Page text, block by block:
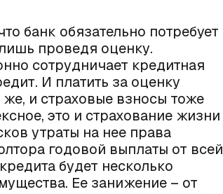
банк обязательно потребует
проведя оценку.
сотрудничает кредитная
И платить за оценку
и страховые взносы тоже
это и страхование жизни
утраты на нее права
годовой выплаты от всей
будет несколько
Ее занижение – от